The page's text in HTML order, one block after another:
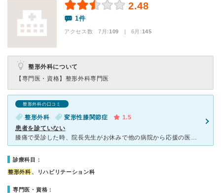
2.48
1件
アクセス数 7月:109 | 6月:145
整形外科について
【専門医・資格】 整形外科専門医
整形外科の口コミ
整形外科 変形性膝関節症
1.5
患者を診ていない
膝痛で受診した時、院長先生がお休みで他の病院から応援の医者が交代で診察していました。 その時受診した先生の治療で改善したのですが、毎月注射が必要で数ヶ月後に院長先生が復帰して院長先生に変わりました。
診療科目：
整形外科 、リハビリテーション科
専門医・資格：